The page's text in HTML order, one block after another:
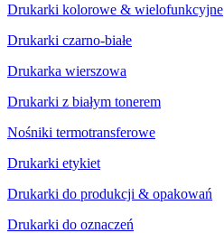
Drukarki kolorowe & wielofunkcyjne
Drukarki czarno-białe
Drukarka wierszowa
Drukarki z białym tonerem
Nośniki termotransferowe
Drukarki etykiet
Drukarki do produkcji & opakowań
Drukarki do oznaczeń